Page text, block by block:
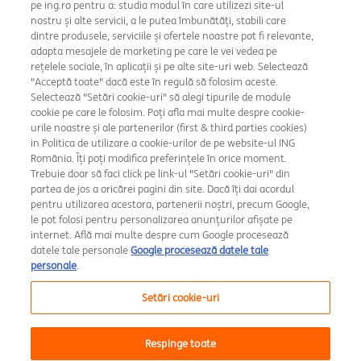
Setări cookie
Rate și dobânzi
Securitate
Amsterdam Broker de Asigurare
Raportări avertizori în interes public
A.N.P.C.
pe ing.ro pentru a: studia modul în care utilizezi site-ul
nostru și alte servicii, a le putea îmbunătăți, stabili care
dintre produsele, serviciile și ofertele noastre pot fi relevante,
adapta mesajele de marketing pe care le vei vedea pe
rețelele sociale, în aplicații și pe alte site-uri web. Selectează
"Acceptă toate" dacă este în regulă să folosim aceste.
Selectează "Setări cookie-uri" să alegi tipurile de module
cookie pe care le folosim. Poți afla mai multe despre cookie-
urile noastre și ale partenerilor (first & third parties cookies)
in Politica de utilizare a cookie-urilor de pe website-ul ING
România. Îți poți modifica preferințele în orice moment.
Trebuie doar să faci click pe link-ul "Setări cookie-uri" din
partea de jos a oricărei pagini din site. Dacă îți dai acordul
pentru utilizarea acestora, partenerii noștri, precum Google,
le pot folosi pentru personalizarea anunțurilor afișate pe
internet. Află mai multe despre cum Google procesează
datele tale personaleGoogle procesează datele tale
personale.
Setări cookie-uri
Respinge toate